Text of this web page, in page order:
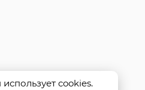
cookies.